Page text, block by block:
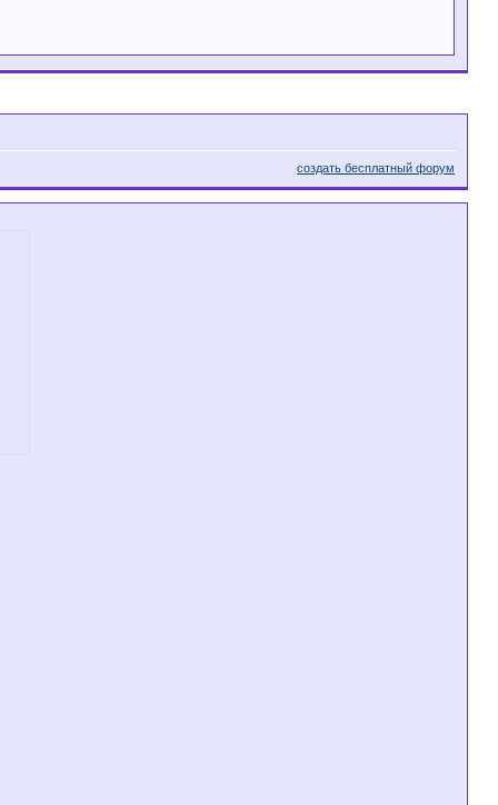
создать бесплатный форум